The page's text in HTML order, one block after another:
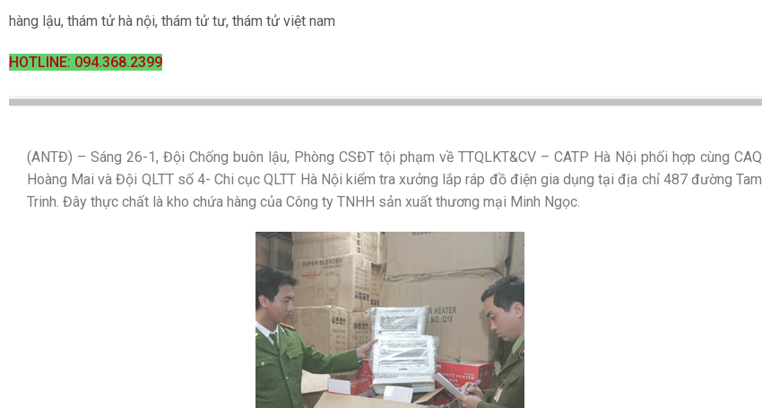
hàng lậu, thám tử hà nội, thám tử tư, thám tử việt nam
HOTLINE: 094.368.2399
(ANTĐ) – Sáng 26-1, Đội Chống buôn lậu, Phòng CSĐT tội phạm về TTQLKT&CV – CATP Hà Nội phối hợp cùng CAQ
Hoàng Mai và Đội QLTT số 4- Chi cục QLTT Hà Nội kiểm tra xưởng lắp ráp đồ điện gia dụng tại địa chỉ 487 đường Tam
Trinh. Đây thực chất là kho chứa hàng của Công ty TNHH sản xuất thương mại Minh Ngọc.